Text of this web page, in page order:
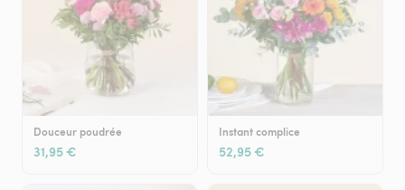
Douceur poudrée
31,95 €
Instant complice
52,95 €